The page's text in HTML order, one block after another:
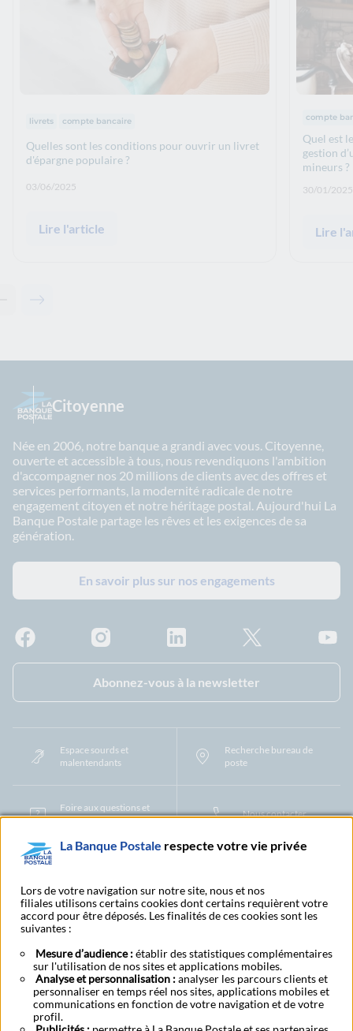
Thématiques :
livrets compte bancaire
Quelles sont les conditions pour ouvrir un livret
d'épargne populaire ?
Date de publication: :
03/06/2025
Lire l'article
compte
Quel est
gestion
mineurs ?
Date de
30/01/2025
Lire
Contenu précédent - Articles associés
Contenu suivant - Articles associés
Citoyenne
Née en 2006, notre banque a grandi avec vous. Citoyenne,
ouverte et accessible à tous, nous revendiquons l'ambition
d'accompagner nos 20 millions de clients avec des offres et
services performants, la modernité radicale de notre
engagement citoyen et notre héritage postal. Aujourd'hui La
Banque Postale partage les rêves et les exigences de sa
génération.
En savoir plus sur nos engagements
Abonnez-vous à la newsletter
Espace sourds et
malentendants
Recherche bureau de
poste
Foire aux questions et
centre d'aide
Nous contacter
Protection des Données à Caractère PersonnelFiliales et partenaires
CookiesGestion des cookiesActualiser vos informations
Contestation et réclamation Coordonnées Centres Financiers
Alertes fraudes et points de vigilance Actualités réglementaires CGU
Aide navigateur et systèmes d'exploitation
Vider le cache de votre navigateurLexique Aide et accessibilité
Accessibilité – Partiellement conforme Espace candidature
BFI - Banque de Financement et d'Investissement
Le fonds de garantie des dépôts et de résolutionRésilierRétractation
La Banque Postale respecte votre vie privée
Lors de votre navigation sur notre site, nous et nos
filiales utilisons certains cookies dont certains requièrent votre
accord pour être déposés. Les finalités de ces cookies sont les
suivantes :
Mesure d’audience :établir des statistiques complémentaires
sur l'utilisation de nos sites et applications mobiles.
Analyse et personnalisation :analyser les parcours clients et
personnaliser en temps réel nos sites, applications mobiles et
communications en fonction de votre navigation et de votre
profil.